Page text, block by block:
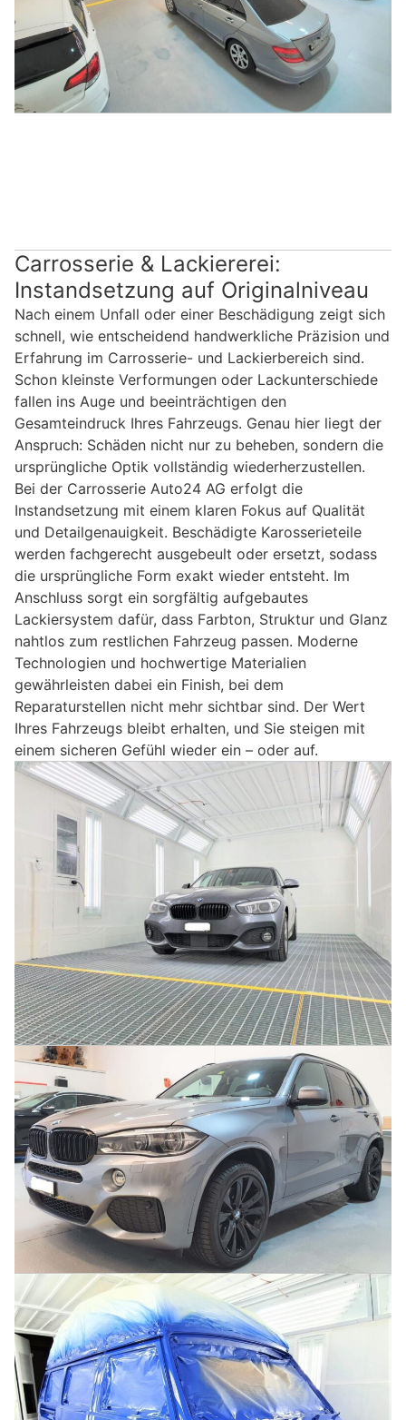
Carrosserie & Lackiererei:
Instandsetzung auf Originalniveau
Nach einem Unfall oder einer Beschädigung zeigt sich
schnell, wie entscheidend handwerkliche Präzision und
Erfahrung im Carrosserie- und Lackierbereich sind.
Schon kleinste Verformungen oder Lackunterschiede
fallen ins Auge und beeinträchtigen den
Gesamteindruck Ihres Fahrzeugs. Genau hier liegt der
Anspruch: Schäden nicht nur zu beheben, sondern die
ursprüngliche Optik vollständig wiederherzustellen.
Bei der Carrosserie Auto24 AG erfolgt die
Instandsetzung mit einem klaren Fokus auf Qualität
und Detailgenauigkeit. Beschädigte Karosserieteile
werden fachgerecht ausgebeult oder ersetzt, sodass
die ursprüngliche Form exakt wieder entsteht. Im
Anschluss sorgt ein sorgfältig aufgebautes
Lackiersystem dafür, dass Farbton, Struktur und Glanz
nahtlos zum restlichen Fahrzeug passen. Moderne
Technologien und hochwertige Materialien
gewährleisten dabei ein Finish, bei dem
Reparaturstellen nicht mehr sichtbar sind. Der Wert
Ihres Fahrzeugs bleibt erhalten, und Sie steigen mit
einem sicheren Gefühl wieder ein – oder auf.